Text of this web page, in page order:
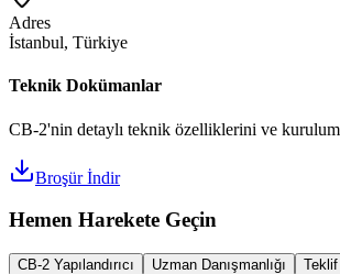
Adres
İstanbul, Türkiye
Teknik Dokümanlar
CB-2'nin detaylı teknik özelliklerini ve
Broşür İndir
Hemen Harekete Geçin
CB-2 Yapılandırıcı Uzman Danışmanlığı Teklif